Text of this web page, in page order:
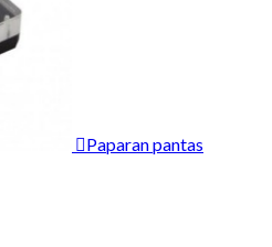
Paparan pantas